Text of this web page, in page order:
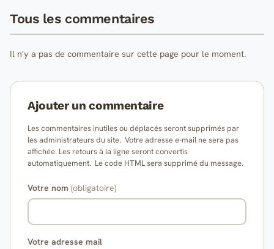
Tous les commentaires
Il n'y a pas de commentaire sur cette page pour le moment.
Ajouter un commentaire
Les commentaires inutiles ou déplacés seront supprimés par
les administrateurs du site. Votre adresse e-mail ne sera pas
affichée. Les retours à la ligne seront convertis
automatiquement. Le code HTML sera supprimé du message.
Votre nom (obligatoire)
Votre adresse mail